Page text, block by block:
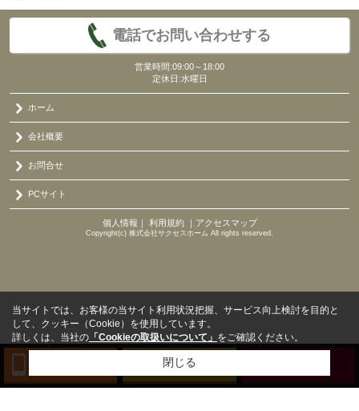
電話でお問い合わせする
営業時間:09:00～18:00
定休日:水曜日
ホーム
会社概要
お問合せ
PCサイト
個人情報 ｜ 利用規約｜ アクセスマップ
Copyright(c) 株式会社サクセスホーム All rights reserved.
来店予約
当サイトでは、お客様の当サイト利用状況把握、サービス向上検討を目的と
して、クッキー（Cookie）を使用しています。
詳しくは、当社の 「Cookieの取扱いについて」 をご確認ください。
閉じる